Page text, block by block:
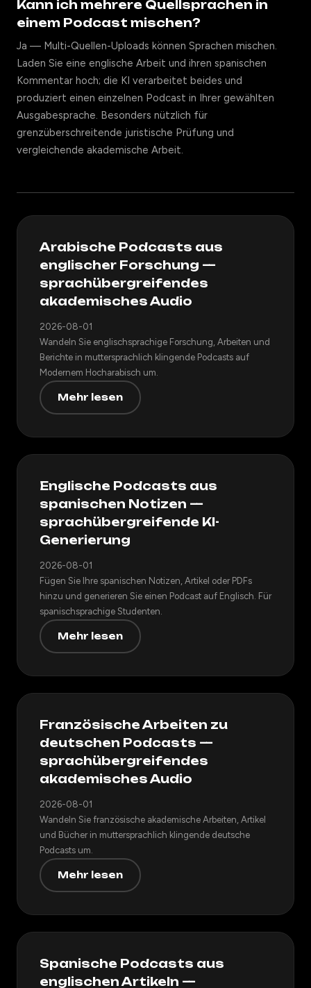
Kann ich mehrere Quellsprachen in
einem Podcast mischen?
Ja — Multi-Quellen-Uploads können Sprachen mischen.
Laden Sie eine englische Arbeit und ihren spanischen
Kommentar hoch; die KI verarbeitet beides und
produziert einen einzelnen Podcast in Ihrer gewählten
Ausgabesprache. Besonders nützlich für
grenzüberschreitende juristische Prüfung und
vergleichende akademische Arbeit.
Arabische Podcasts aus
englischer Forschung —
sprachübergreifendes
akademisches Audio
2026-08-01
Wandeln Sie englischsprachige Forschung, Arbeiten und
Berichte in muttersprachlich klingende Podcasts auf
Modernem Hocharabisch um.
Mehr lesen
Englische Podcasts aus
spanischen Notizen —
sprachübergreifende KI-
Generierung
2026-08-01
Fügen Sie Ihre spanischen Notizen, Artikel oder PDFs
hinzu und generieren Sie einen Podcast auf Englisch. Für
spanischsprachige Studenten.
Mehr lesen
Französische Arbeiten zu
deutschen Podcasts —
sprachübergreifendes
akademisches Audio
2026-08-01
Wandeln Sie französische akademische Arbeiten, Artikel
und Bücher in muttersprachlich klingende deutsche
Podcasts um.
Mehr lesen
Spanische Podcasts aus
englischen Artikeln —